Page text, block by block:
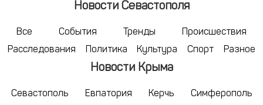
Новости Севастополя
Все События Тренды
Происшествия
Расследования
Политика Культура Спорт Разное
Новости Крыма
Севастополь Евпатория Керчь
Симферополь